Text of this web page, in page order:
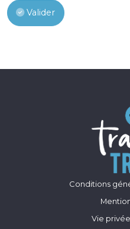
Valider
Conditions
Vie